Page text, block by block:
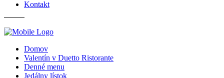
Kontakt
Domov
Valentín v Duetto Ristorante
Denné menu
Jedálny lístok